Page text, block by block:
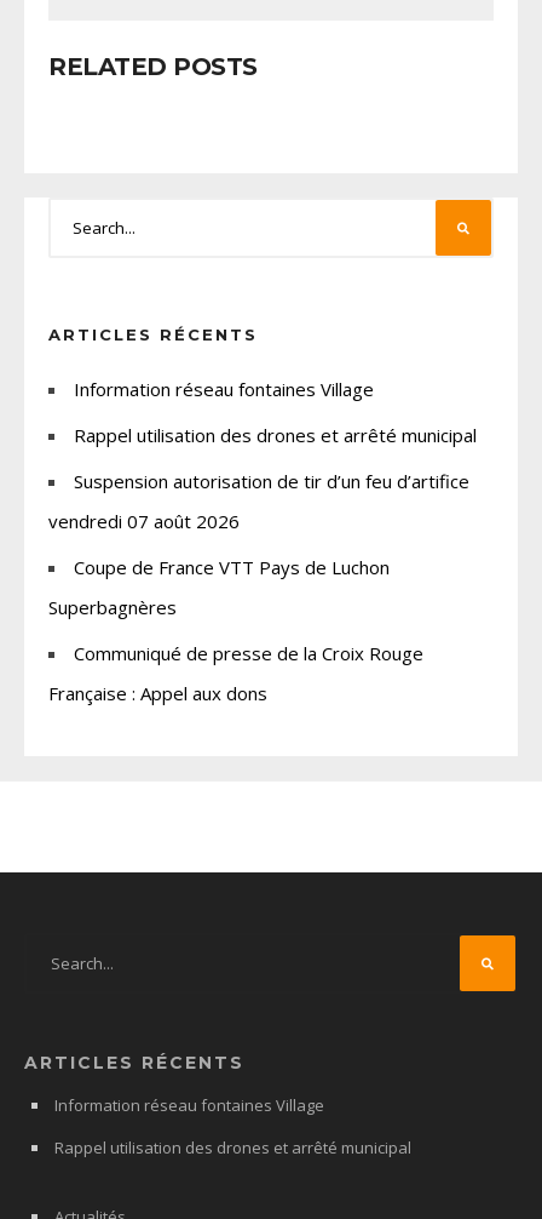
RELATED POSTS
ARTICLES RÉCENTS
Information réseau fontaines Village
Rappel utilisation des drones et arrêté municipal
Suspension autorisation de tir d’un feu d’artifice
vendredi 07 août 2026
Coupe de France VTT Pays de Luchon
Superbagnères
Communiqué de presse de la Croix Rouge
Française : Appel aux dons
ARTICLES RÉCENTS
Information réseau fontaines Village
Rappel utilisation des drones et arrêté municipal